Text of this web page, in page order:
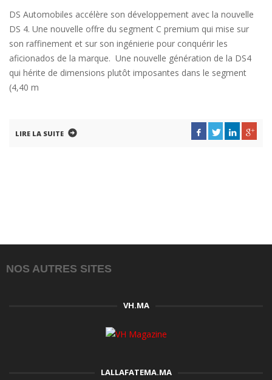
DS Automobiles accélère son développement avec la nouvelle
DS 4. Une nouvelle offre du segment C premium qui mise sur
son raffinement et sur son ingénierie pour conquérir les
aficionados de la marque. Une nouvelle génération de la DS4
qui hérite de dimensions plutôt imposantes dans le segment
(4,40 m
LIRE LA SUITE
NOS AUTRES SITES
VH.MA
LALLAFATEMA.MA